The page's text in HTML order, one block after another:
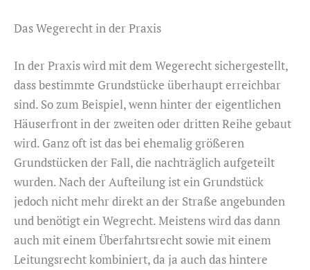
Das Wegerecht in der Praxis
In der Praxis wird mit dem Wegerecht sichergestellt,
dass bestimmte Grundstücke überhaupt erreichbar
sind. So zum Beispiel, wenn hinter der eigentlichen
Häuserfront in der zweiten oder dritten Reihe gebaut
wird. Ganz oft ist das bei ehemalig größeren
Grundstücken der Fall, die nachträglich aufgeteilt
wurden. Nach der Aufteilung ist ein Grundstück
jedoch nicht mehr direkt an der Straße angebunden
und benötigt ein Wegrecht. Meistens wird das dann
auch mit einem Überfahrtsrecht sowie mit einem
Leitungsrecht kombiniert, da ja auch das hintere